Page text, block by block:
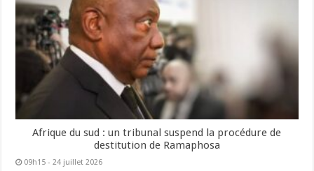
Afrique du sud : un tribunal suspend la procédure de
destitution de Ramaphosa
09h15 - 24 juillet 2026